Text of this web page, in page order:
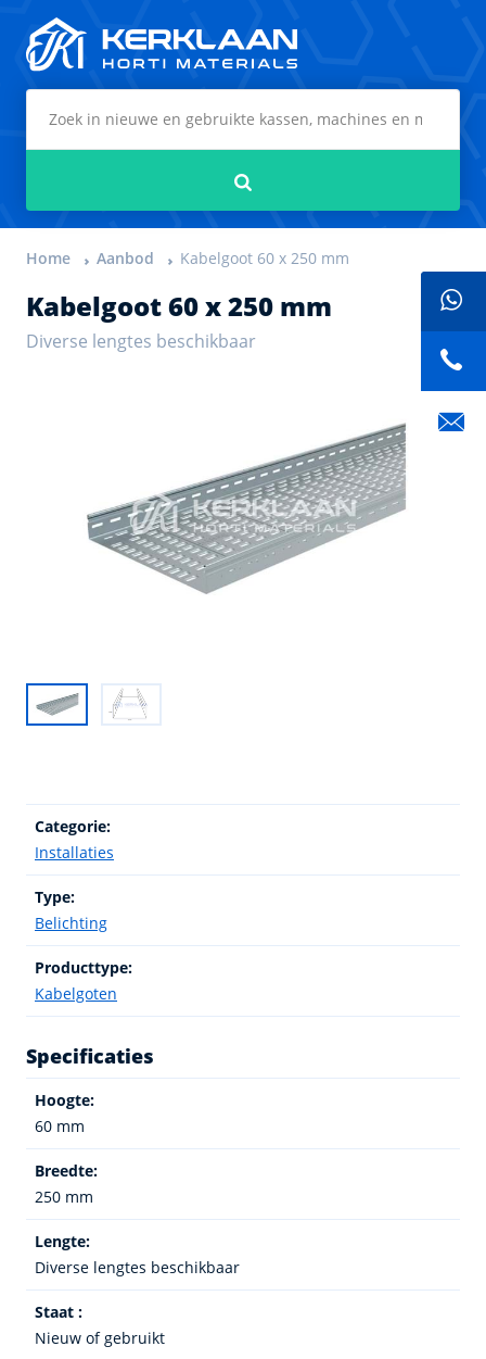
Home Aanbod Kabelgoot 60 x 250 mm
Kabelgoot 60 x 250 mm
Diverse lengtes beschikbaar
Categorie:
Installaties
Type:
Belichting
Producttype:
Kabelgoten
Specificaties
Hoogte:
60 mm
Breedte:
250 mm
Lengte:
Diverse lengtes beschikbaar
Staat :
Nieuw of gebruikt